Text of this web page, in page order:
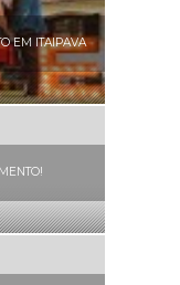
EM ITAIPAVA